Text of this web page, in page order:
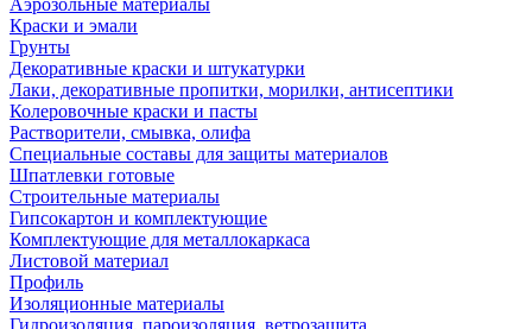
Аэрозольные материалы
Краски и эмали
Грунты
Декоративные краски и штукатурки
Лаки, декоративные пропитки, морилки, антисептики
Колеровочные краски и пасты
Растворители, смывка, олифа
Специальные составы для защиты материалов
Шпатлевки готовые
Строительные материалы
Гипсокартон и комплектующие
Комплектующие для металлокаркаса
Листовой материал
Профиль
Изоляционные материалы
Гидроизоляция, пароизоляция, ветрозащита